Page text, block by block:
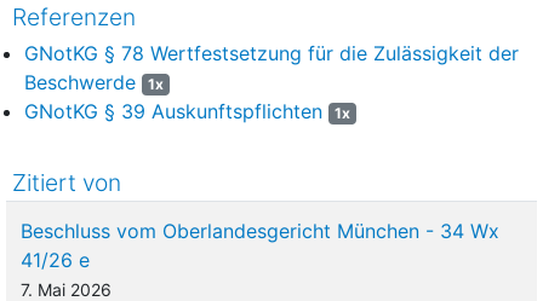
Referenzen
GNotKG § 78 Wertfestsetzung für die Zulässigkeit der
Beschwerde
1x
GNotKG § 39 Auskunftspflichten 1x
Zitiert von
Beschluss vom Oberlandesgericht München - 34 Wx
41/26 e
7. Mai 2026